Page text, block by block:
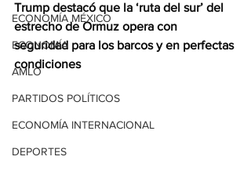
ECONOMÍA MÉXICO
ECONOMÍA
AMLO
PARTIDOS POLÍTICOS
ECONOMÍA INTERNACIONAL
DEPORTES
Trump destacó que la ‘ruta del sur’ del
estrecho de Ormuz opera con
seguridad para los barcos y en perfectas
condiciones